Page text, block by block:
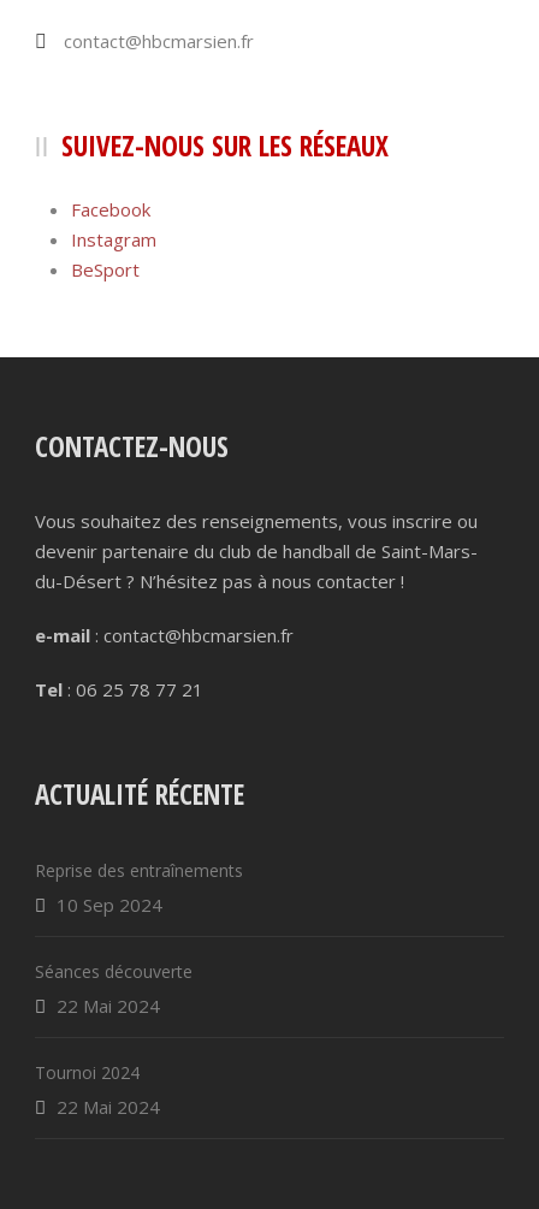
contact@hbcmarsien.fr
SUIVEZ-NOUS SUR LES RÉSEAUX
Facebook
Instagram
BeSport
CONTACTEZ-NOUS
Vous souhaitez des renseignements, vous inscrire ou
devenir partenaire du club de handball de Saint-Mars-
du-Désert ? N’hésitez pas à nous contacter !
e-mail : contact@hbcmarsien.fr
Tel : 06 25 78 77 21
ACTUALITÉ RÉCENTE
Reprise des entraînements
10 Sep 2024
Séances découverte
22 Mai 2024
Tournoi 2024
22 Mai 2024